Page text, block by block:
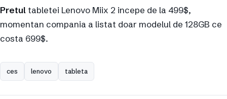
Pretul tabletei Lenovo Miix 2 incepe de la 499$,
momentan compania a listat doar modelul de 128GB ce
costa 699$.
ces lenovo tableta